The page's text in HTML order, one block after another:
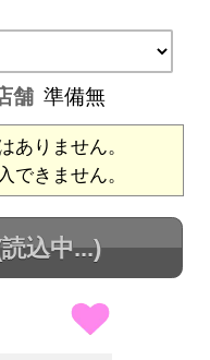
舗 準備無
ありません。
できません。
込中...)